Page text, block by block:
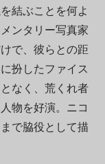
結ぶことを何よ
ンタリー写真家
で、彼らとの距
扮したファイス
なく、荒くれ者
物を好演。ニコ
で脇役として描